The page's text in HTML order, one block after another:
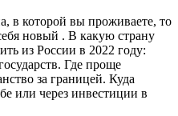
в которой вы проживаете, то
новый . В какую страну
из России в 2022 году:
Где проще
за границей. Куда
или через инвестиции в